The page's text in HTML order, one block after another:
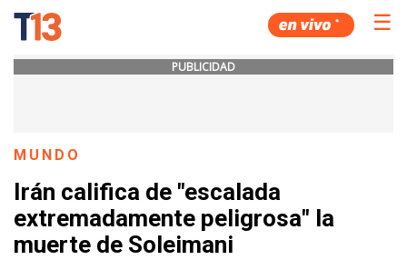
☰
PUBLICIDAD
MUNDO
Irán califica de "escalada
extremadamente peligrosa" la
muerte de Soleimani